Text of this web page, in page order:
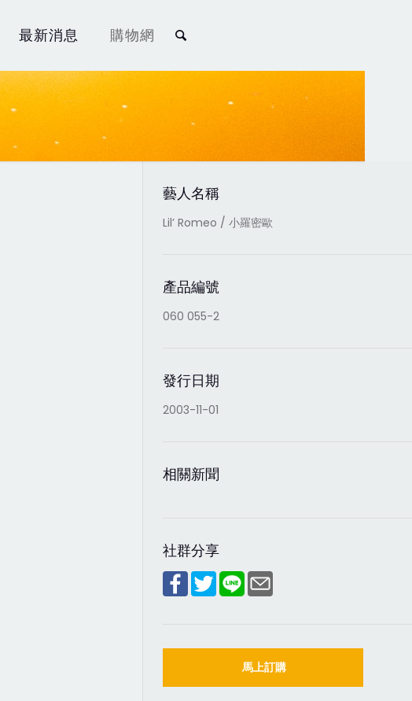
最新消息 購物網
藝人名稱
Lil’ Romeo / 小羅密歐
產品編號
060 055-2
發行日期
2003-11-01
相關新聞
社群分享
馬上訂購